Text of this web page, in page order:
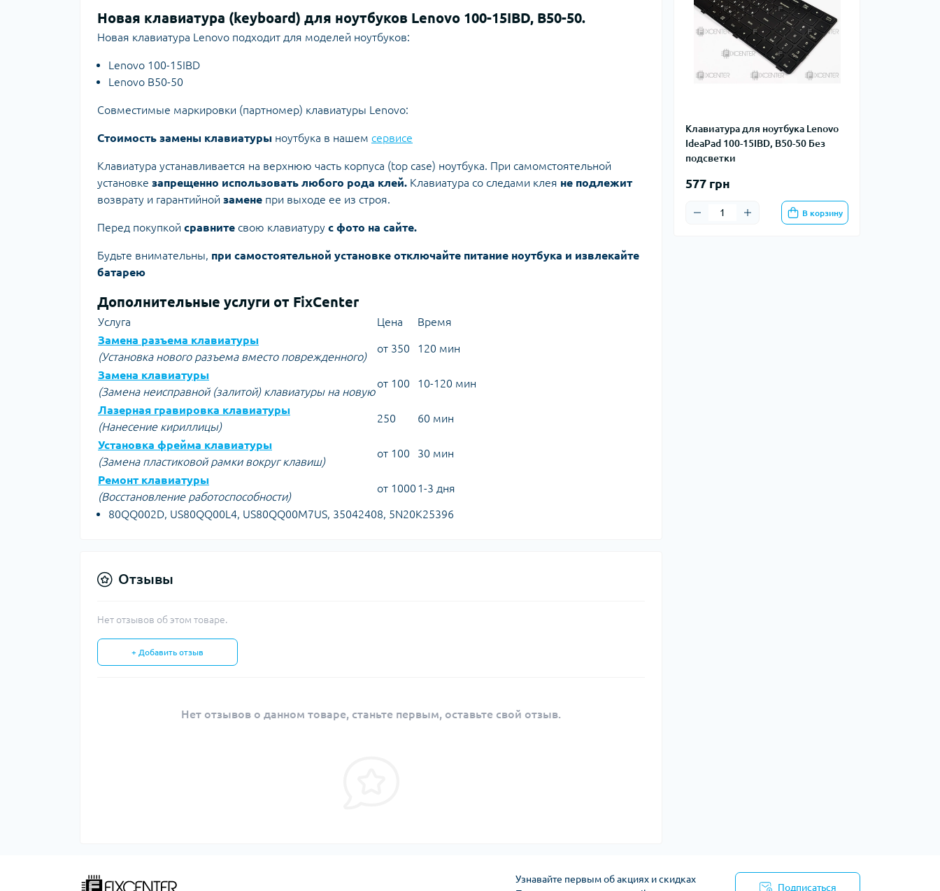
Клавиатура для ноутбука Lenovo
IdeaPad 100-15IBD, B50-50 Без
подсветки
577 грн
В корзину
Новая клавиатура (keyboard) для ноутбуков Lenovo 100-15IBD, B50-50.
Новая клавиатура Lenovo подходит для моделей ноутбуков:
Lenovo 100-15IBD
Lenovo B50-50
Совместимые маркировки (партномер) клавиатуры Lenovo:
Стоимость замены клавиатуры ноутбука в нашем сервисе
Клавиатура устанавливается на верхнюю часть корпуса (top case) ноутбука. При самомстоятельной
установке запрещенно использовать любого рода клей. Клавиатура со следами клея не подлежит
возврату и гарантийной замене при выходе ее из строя.
Перед покупкой сравните свою клавиатуру с фото на сайте.
Будьте внимательны, при самостоятельной установке отключайте питание ноутбука и извлекайте
батарею
Дополнительные услуги от FixCenter
Услуга Цена
Время
Замена разъема клавиатуры
(Установка нового разъема вместо поврежденного)
от 350 120 мин
Замена клавиатуры
(Замена неисправной (залитой) клавиатуры на новую
от 100 10-120 мин
Лазерная гравировка клавиатуры
(Нанесение кириллицы)
250 60 мин
Установка фрейма клавиатуры
(Замена пластиковой рамки вокруг клавиш)
от 100 30 мин
Ремонт клавиатуры
(Восстановление работоспособности)
от 1000 1-3 дня
80QQ002D, US80QQ00L4, US80QQ00M7US, 35042408, 5N20K25396
Отзывы
Нет отзывов об этом товаре.
+ Добавить отзыв
Нет отзывов о данном товаре, станьте первым, оставьте свой отзыв.
Узнавайте первым об акциях и скидках
Подписаться